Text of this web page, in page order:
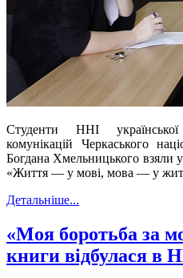
Студенти ННІ
комунікацій Черкаського
Богдана Хмельницького взяли
«Життя — у мові, мова — у
Детальніше...
«Моя боротьба за
книги відбулася